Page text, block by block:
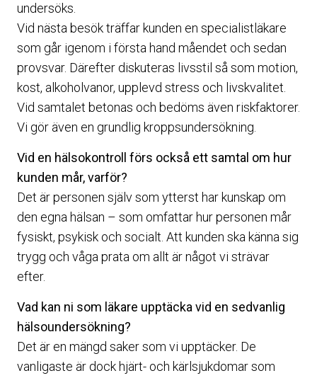
undersöks.
Vid nästa besök träffar kunden en specialistläkare
som går igenom i första hand måendet och sedan
provsvar. Därefter diskuteras livsstil så som motion,
kost, alkoholvanor, upplevd stress och livskvalitet.
Vid samtalet betonas och bedöms även riskfaktorer.
Vi gör även en grundlig kroppsundersökning.
Vid en hälsokontroll förs också ett samtal om hur
kunden mår, varför?
Det är personen själv som ytterst har kunskap om
den egna hälsan – som omfattar hur personen mår
fysiskt, psykisk och socialt. Att kunden ska känna sig
trygg och våga prata om allt är något vi strävar
efter.
Vad kan ni som läkare upptäcka vid en sedvanlig
hälsoundersökning?
Det är en mängd saker som vi upptäcker. De
vanligaste är dock hjärt- och kärlsjukdomar som